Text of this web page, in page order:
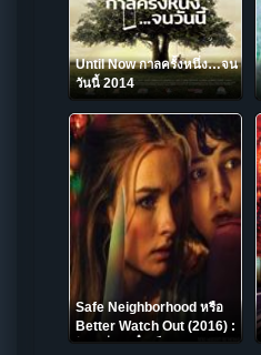
Until Now กาลครั้งหนึ่ง…จน
วันนี้ 2014
Safe Neighborhood หรือ
Better Watch Out (2016) :
โดดเดี่ยว เดี๋ยวก็ตาย